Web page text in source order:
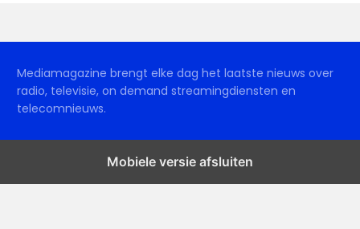
Mediamagazine brengt elke dag het laatste nieuws over
radio, televisie, on demand streamingdiensten en
telecomnieuws.
Mobiele versie afsluiten